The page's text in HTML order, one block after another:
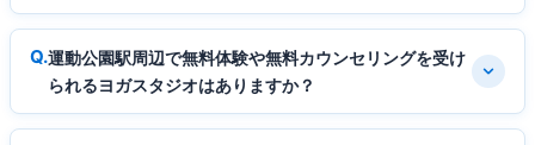
運動公園駅周辺で無料体験や無料カウンセリングを受け
られるヨガスタジオはありますか？